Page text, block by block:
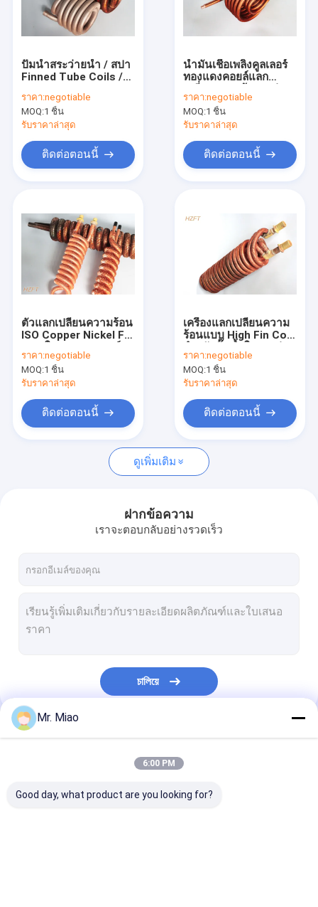
สินค้า
เกี่ยวกับเรา
ทัวร์โรงงาน
ติดต่อเรา
ขอใบเสนอราคา
ท่อ Fin Extruded
ท่อสแตนเลสสตีล
ท่อแลกเปลี่ยนความร้อน
Fin Coil แลกเปลี่ยนความร้อน
ปั๊มน้ำสระว่ายน้ำ / สปา
Finned Tube Coils /
Fin Coil
ราคา:negotiable
MOQ:1 ชิ้น
รับราคาล่าสุด
ติดต่อตอนนี้
น้ำมันเชื้อเพลิงคูลเลอร์
ทองแดงคอยล์แลก
ครีบ
ราคา:negotiable
MOQ:1 ชิ้น
รับราคาล่าสุด
ติดต่อตอนนี้
ตัวแลกเปลี่ยนความร้อน
ISO Copper Nickel Fin
ทำความเย็น / เครื่อง
ทำความเย็น
ราคา:negotiable
MOQ:1 ชิ้น
รับราคาล่าสุด
ติดต่อตอนนี้
เครื่องแลกเปลี่ยนความ
ร้อนแบบ High Fin Coil
น้ำ / สปา
ราคา:negotiable
MOQ:1 ชิ้น
รับราคาล่าสุด
ติดต่อตอนนี้
ดูเพิ่มเติม
ฝากข้อความ
เราจะตอบกลับอย่างรวดเร็ว
চালিয়ে
หมวดหมู่ของเรา
Mr. Miao
6:00 PM
Good day, what product are you looking for?